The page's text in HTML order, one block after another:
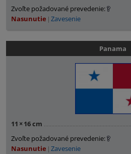
Zvoľte požadované prevedenie:
Nasunutie Zavesenie
Panama
11 × 16 cm
Zvoľte požadované prevedenie:
Nasunutie Zavesenie